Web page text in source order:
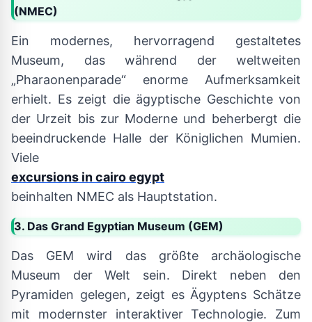
(NMEC)
Ein modernes, hervorragend gestaltetes
Museum, das während der weltweiten
„Pharaonenparade“ enorme Aufmerksamkeit
erhielt. Es zeigt die ägyptische Geschichte von
der Urzeit bis zur Moderne und beherbergt die
beeindruckende Halle der Königlichen Mumien.
Viele
excursions in cairo egypt
beinhalten NMEC als Hauptstation.
3. Das Grand Egyptian Museum (GEM)
Das GEM wird das größte archäologische
Museum der Welt sein. Direkt neben den
Pyramiden gelegen, zeigt es Ägyptens Schätze
mit modernster interaktiver Technologie. Zum